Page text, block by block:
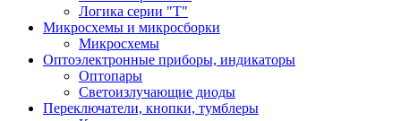
Логика серии "Т"
Микросхемы и микросборки
Микросхемы
Оптоэлектронные приборы, индикаторы
Оптопары
Светоизлучающие диоды
Переключатели, кнопки, тумблеры